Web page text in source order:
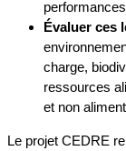
Évaluer ces
charge,
ressources
et non
Le projet CEDRE